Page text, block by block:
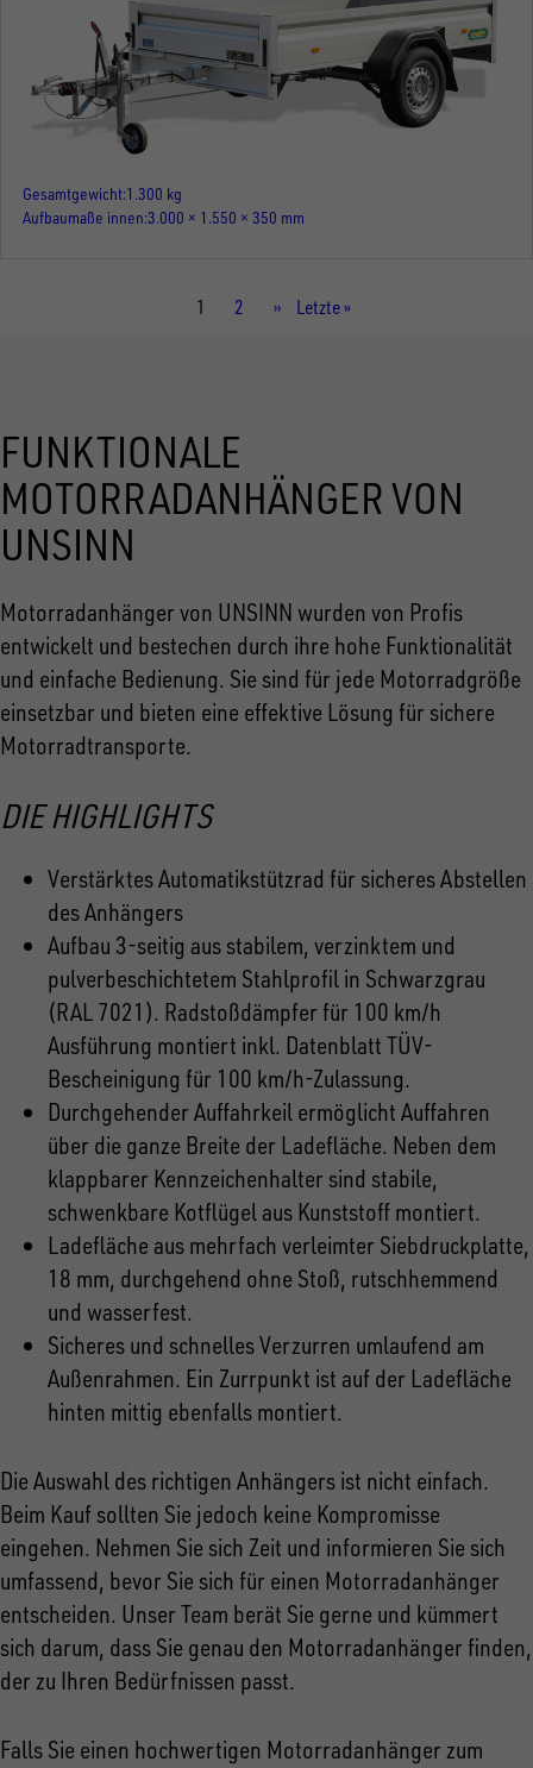
Gesamtgewicht 1.300 kg
Aufbaumaße innen 3.000 × 1.550 × 350 mm
Aktuelle
1 Seite
2
Nächste
››
Letzte
Letzte »
FUNKTIONALE
MOTORRADANHÄNGER VON
UNSINN
Motorradanhänger von UNSINN wurden von Profis
entwickelt und bestechen durch ihre hohe Funktionalität
und einfache Bedienung. Sie sind für jede Motorradgröße
einsetzbar und bieten eine effektive Lösung für sichere
Motorradtransporte.
DIE HIGHLIGHTS
Verstärktes Automatikstützrad für sicheres Abstellen
des Anhängers
Aufbau 3-seitig aus stabilem, verzinktem und
pulverbeschichtetem Stahlprofil in Schwarzgrau
(RAL 7021). Radstoßdämpfer für 100 km/h
Ausführung montiert inkl. Datenblatt TÜV-
Bescheinigung für 100 km/h-Zulassung.
Durchgehender Auffahrkeil ermöglicht Auffahren
über die ganze Breite der Ladefläche. Neben dem
klappbarer Kennzeichenhalter sind stabile,
schwenkbare Kotflügel aus Kunststoff montiert.
Ladefläche aus mehrfach verleimter Siebdruckplatte,
18 mm, durchgehend ohne Stoß, rutschhemmend
und wasserfest.
Sicheres und schnelles Verzurren umlaufend am
Außenrahmen. Ein Zurrpunkt ist auf der Ladefläche
hinten mittig ebenfalls montiert.
Die Auswahl des richtigen Anhängers ist nicht einfach.
Beim Kauf sollten Sie jedoch keine Kompromisse
eingehen. Nehmen Sie sich Zeit und informieren Sie sich
umfassend, bevor Sie sich für einen Motorradanhänger
entscheiden. Unser Team berät Sie gerne und kümmert
sich darum, dass Sie genau den Motorradanhänger finden,
der zu Ihren Bedürfnissen passt.
Falls Sie einen hochwertigen Motorradanhänger zum